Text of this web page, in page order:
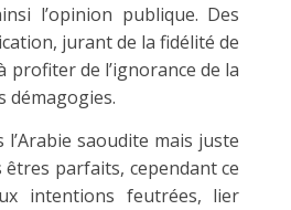
l’opinion publique. Des
jurant de la fidélité de
profiter de l’ignorance de la
démagogies.
saoudite mais juste
parfaits, cependant ce
intentions feutrées, lier